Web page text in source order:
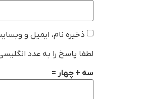
ذخیره نام، ایمیل و
لطفا پاسخ را به عدد
سه + چهار =